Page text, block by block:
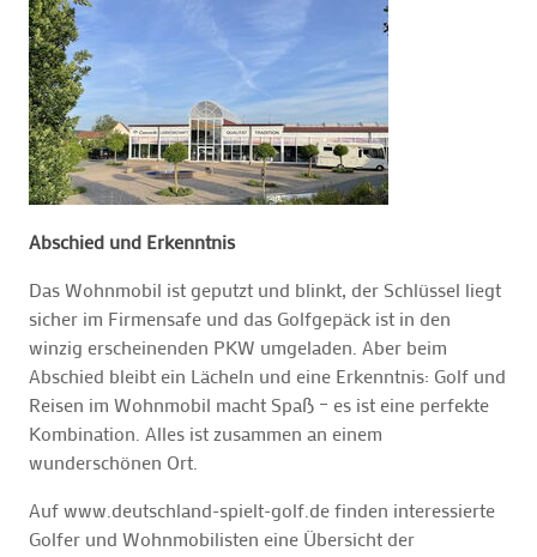
Abschied und Erkenntnis
Das Wohnmobil ist geputzt und blinkt, der Schlüssel liegt
sicher im Firmensafe und das Golfgepäck ist in den
winzig erscheinenden PKW umgeladen. Aber beim
Abschied bleibt ein Lächeln und eine Erkenntnis: Golf und
Reisen im Wohnmobil macht Spaß – es ist eine perfekte
Kombination. Alles ist zusammen an einem
wunderschönen Ort.
Auf www.deutschland-spielt-golf.de finden interessierte
Golfer und Wohnmobilisten eine Übersicht der